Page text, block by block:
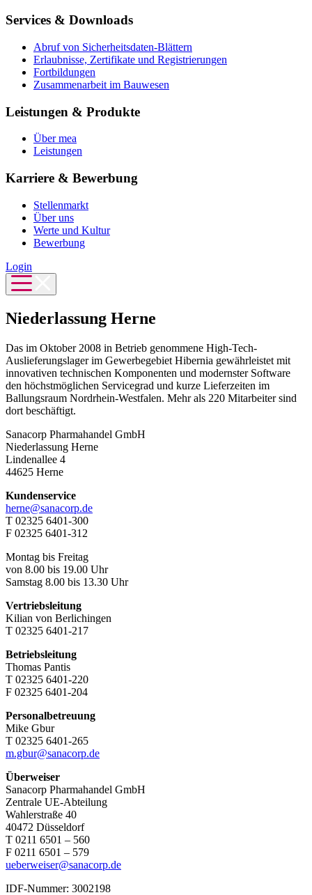
Services & Downloads
Abruf von Sicherheitsdaten-Blättern
Erlaubnisse, Zertifikate und Registrierungen
Fortbildungen
Zusammenarbeit im Bauwesen
Leistungen & Produkte
Über mea
Leistungen
Karriere & Bewerbung
Stellenmarkt
Über uns
Werte und Kultur
Bewerbung
Login
Niederlassung Herne
Das im Oktober 2008 in Betrieb genommene High-Tech-
Auslieferungslager im Gewerbegebiet Hibernia gewährleistet mit
innovativen technischen Komponenten und modernster Software
den höchstmöglichen Servicegrad und kurze Lieferzeiten im
Ballungsraum Nordrhein-Westfalen. Mehr als 220 Mitarbeiter sind
dort beschäftigt.
Sanacorp Pharmahandel GmbH
Niederlassung Herne
Lindenallee 4
44625 Herne
Kundenservice
herne@sanacorp.de
T 02325 6401-300
F 02325 6401-312
Montag bis Freitag
von 8.00 bis 19.00 Uhr
Samstag 8.00 bis 13.30 Uhr
Vertriebsleitung
Kilian von Berlichingen
T 02325 6401-217
Betriebsleitung
Thomas Pantis
T 02325 6401-220
F 02325 6401-204
Personalbetreuung
Mike Gbur
T 02325 6401-265
m.gbur@sanacorp.de
Überweiser
Sanacorp Pharmahandel GmbH
Zentrale UE-Abteilung
Wahlerstraße 40
40472 Düsseldorf
T 0211 6501 – 560
F 0211 6501 – 579
ueberweiser@sanacorp.de
IDF-Nummer: 3002198